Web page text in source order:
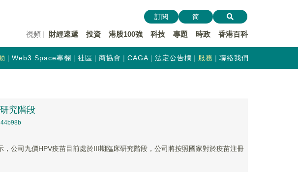
視頻 財經速遞 投資 港股100強 科技 專題 時政 香港百科
訂閱 简
Web3 Space專欄 社區 商協會 CAGA 法定公告欄 服務 聯絡我們
究階段
公司九價HPV疫苗目前處於III期臨床研究階段，公司將按照國家對於疫苗注冊